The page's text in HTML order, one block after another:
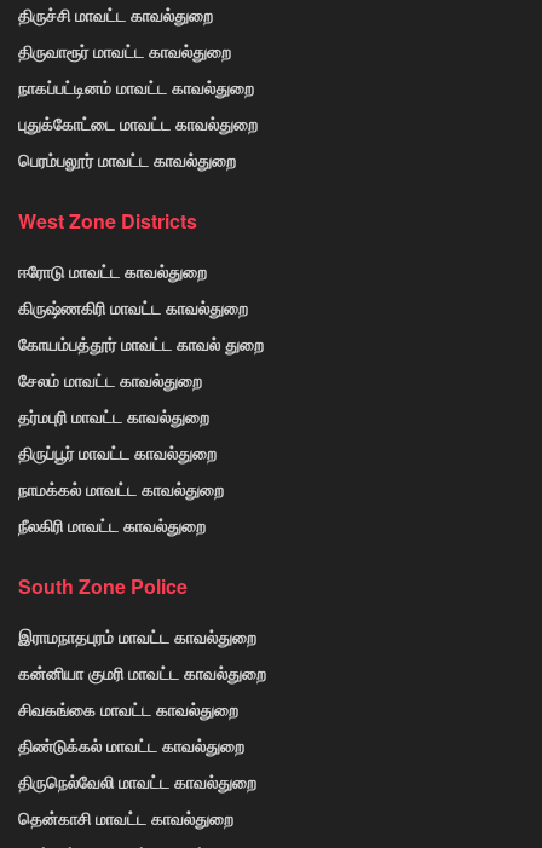
திருச்சி மாவட்ட காவல்துறை
திருவாரூர் மாவட்ட காவல்துறை
நாகப்பட்டினம் மாவட்ட காவல்துறை
புதுக்கோட்டை மாவட்ட காவல்துறை
பெரம்பலூர் மாவட்ட காவல்துறை
West Zone Districts
ஈரோடு மாவட்ட காவல்துறை
கிருஷ்ணகிரி மாவட்ட காவல்துறை
கோயம்பத்தூர் மாவட்ட காவல் துறை
சேலம் மாவட்ட காவல்துறை
தர்மபுரி மாவட்ட காவல்துறை
திருப்பூர் மாவட்ட காவல்துறை
நாமக்கல் மாவட்ட காவல்துறை
நீலகிரி மாவட்ட காவல்துறை
South Zone Police
இராமநாதபுரம் மாவட்ட காவல்துறை
கன்னியா குமரி மாவட்ட காவல்துறை
சிவகங்கை மாவட்ட காவல்துறை
திண்டுக்கல் மாவட்ட காவல்துறை
திருநெல்வேலி மாவட்ட காவல்துறை
தென்காசி மாவட்ட காவல்துறை